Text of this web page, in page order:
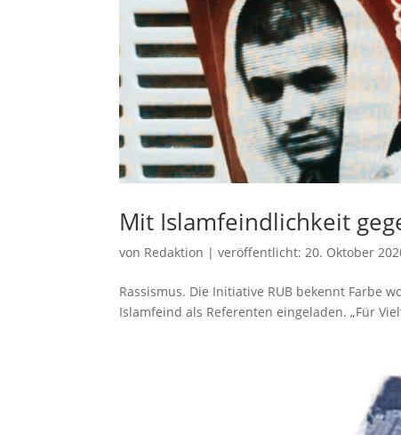
Mit Islamfeindlichkeit
von Redaktion |veröffentlicht: 20. Oktober
Rassismus. Die Initiative RUB bekennt Farbe
Islamfeind als Referenten eingeladen. „Für